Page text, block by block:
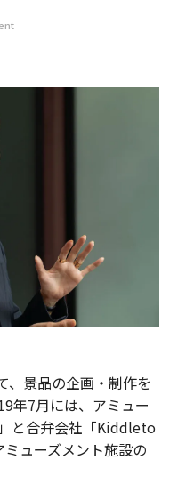
、景品の企画・制作を
年7月には、アミュー
と合弁会社「Kiddleto
ューズメント施設の